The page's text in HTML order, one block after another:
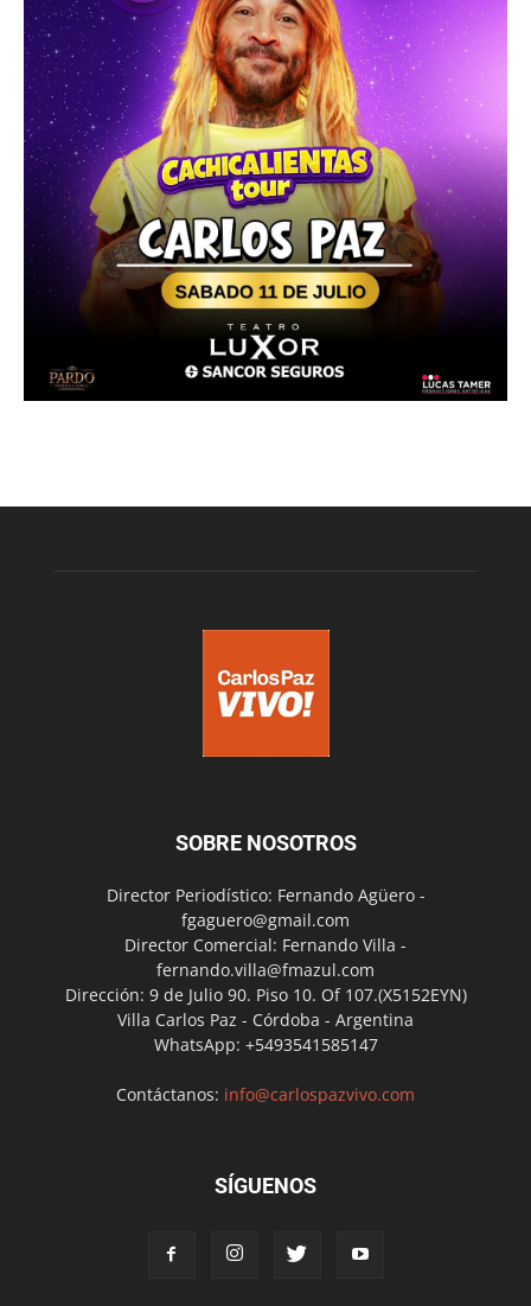
SOBRE NOSOTROS
Director Periodístico: Fernando Agüero -
fgaguero@gmail.com
Director Comercial: Fernando Villa -
fernando.villa@fmazul.com
Dirección: 9 de Julio 90. Piso 10. Of 107.(X5152EYN)
Villa Carlos Paz - Córdoba - Argentina
WhatsApp: +5493541585147
Contáctanos: info@carlospazvivo.com
SÍGUENOS